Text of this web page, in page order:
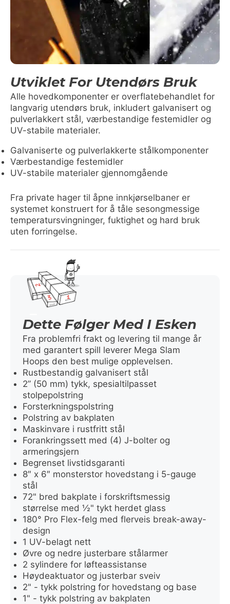
Utviklet For Utendørs Bruk
Alle hovedkomponenter er overflatebehandlet for
langvarig utendørs bruk, inkludert galvanisert og
pulverlakkert stål, værbestandige festemidler og
UV-stabile materialer.
Galvaniserte og pulverlakkerte stålkomponenter
Værbestandige festemidler
UV-stabile materialer gjennomgående
Fra private hager til åpne innkjørselbaner er
systemet konstruert for å tåle sesongmessige
temperatursvingninger, fuktighet og hard bruk
uten forringelse.
Dette Følger Med I Esken
Fra problemfri frakt og levering til mange år
med garantert spill leverer Mega Slam
Hoops den best mulige opplevelsen.
Rustbestandig galvanisert stål
2” (50 mm) tykk, spesialtilpasset
stolpepolstring
Forsterkningspolstring
Polstring av bakplaten
Maskinvare i rustfritt stål
Forankringssett med (4) J-bolter og
armeringsjern
Begrenset livstidsgaranti
8″ x 6″ monsterstor hovedstang i 5-gauge
stål
72" bred bakplate i forskriftsmessig
størrelse med ½" tykt herdet glass
180° Pro Flex-felg med flerveis break-away-
design
1 UV-belagt nett
Øvre og nedre justerbare stålarmer
2 sylindere for løfteassistanse
Høydeaktuator og justerbar sveiv
2" - tykk polstring for hovedstang og base
1" - tykk polstring av bakplaten